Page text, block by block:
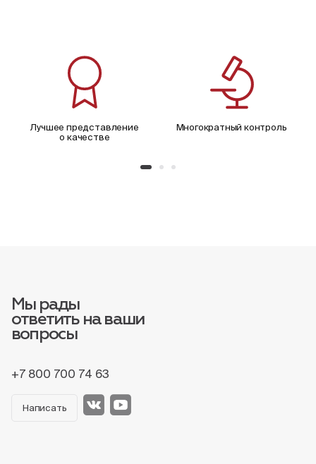
Лучшее представление
о качестве
Многократный контроль
Мы рады
ответить на ваши
вопросы
+7 800 700 74 63
Написать